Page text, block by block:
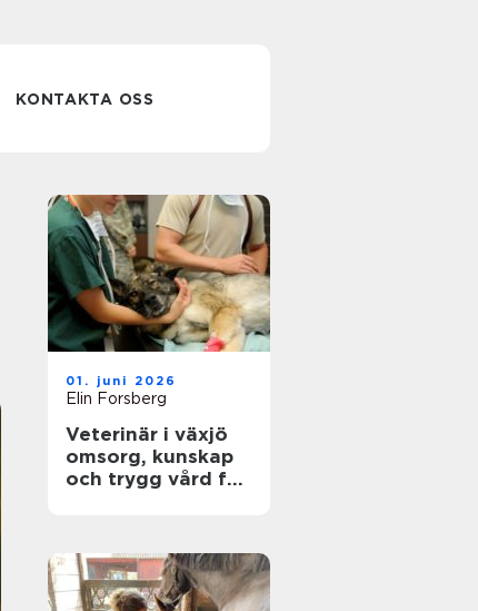
KONTAKTA OSS
01. juni 2026
Elin Forsberg
Veterinär i växjö
omsorg, kunskap
och trygg vård för